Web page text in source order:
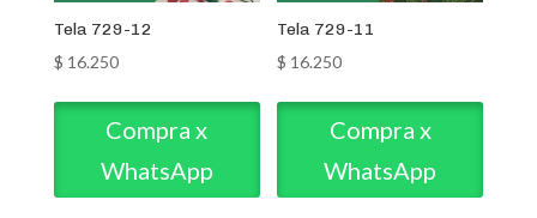
Tela 729-12
$ 16.250
Compra x
WhatsApp
Tela 729-11
$ 16.250
Compra x
WhatsApp